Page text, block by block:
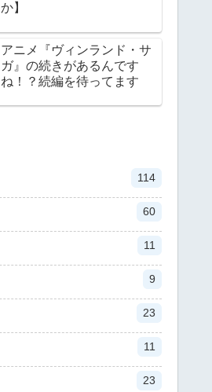
か】
アニメ『ヴィンランド・サ
ガ』の続きがあるんです
ね！？続編を待ってます
114
60
11
9
23
11
23